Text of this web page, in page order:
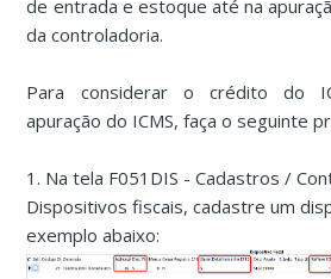
de entrada e estoque até na
da controladoria.
Para considerar o crédito do
apuração do ICMS, faça o seguinte
1. Na tela F051DIS - Cadastros /
Dispositivos fiscais, cadastre um
exemplo abaixo: